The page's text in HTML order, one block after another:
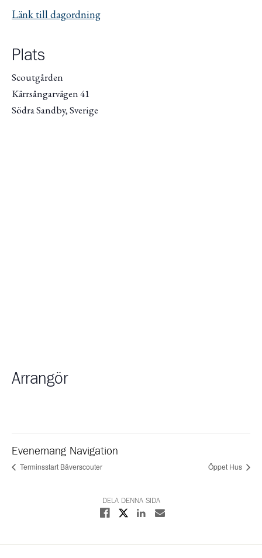
Länk till dagordning
Plats
Scoutgården
Kärrsångarvägen 41
Södra Sandby,Sverige
Arrangör
Evenemang Navigation
Terminsstart Bäverscouter Öppet Hus
DELA DENNA SIDA
Dela på Facebook
Dela på XDela på Linkedin
Dela med E-post